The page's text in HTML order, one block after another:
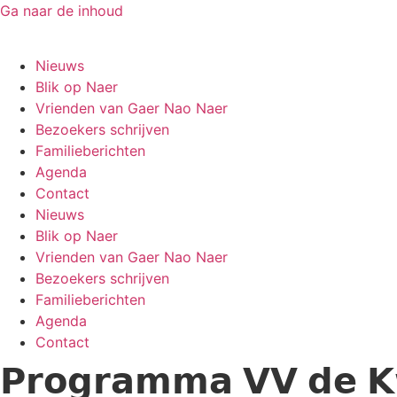
Ga naar de inhoud
Nieuws
Blik op Naer
Vrienden van Gaer Nao Naer
Bezoekers schrijven
Familieberichten
Agenda
Contact
Nieuws
Blik op Naer
Vrienden van Gaer Nao Naer
Bezoekers schrijven
Familieberichten
Agenda
Contact
𝗣𝗿𝗼𝗴𝗿𝗮𝗺𝗺𝗮 𝗩𝗩 𝗱𝗲